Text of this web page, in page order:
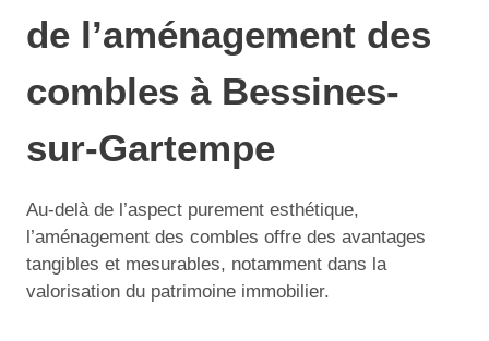
de l’aménagement des
combles à Bessines-
sur-Gartempe
Au-delà de l’aspect purement esthétique,
l’aménagement des combles offre des avantages
tangibles et mesurables, notamment dans la
valorisation du patrimoine immobilier.